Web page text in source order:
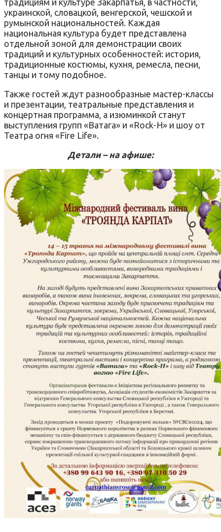
украинской, словацкой, венгерской, чешской и
румынской национальностей. Каждая
национальная культура будет представлена ​​
отдельной зоной для демонстрации своих
традиций и культурных особенностей: история,
традиционные костюмы, кухня, ремесла, песни,
танцы и тому подобное.
Также гостей ждут разнообразные мастер-классы
и презентации, театральные представления и
концертная программа, а изюминкой станут
выступления групп «Ватага» и «Rock-H» и шоу от
Театра огня «Fire Life».
Детали – на афише: